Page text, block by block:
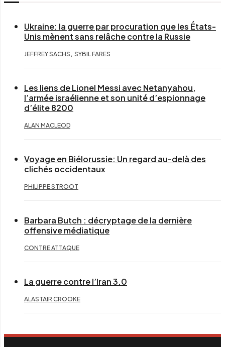
Ukraine: la guerre par procuration que les États-
Unis mènent sans relâche contre la Russie
JEFFREY SACHS , SYBIL FARES
Les liens de Lionel Messi avec Netanyahou,
l’armée israélienne et son unité d’espionnage
d’élite 8200
ALAN MACLEOD
Voyage en Biélorussie: Un regard au-delà des
clichés occidentaux
PHILIPPE STROOT
Barbara Butch : décryptage de la dernière
offensive médiatique
CONTRE ATTAQUE
La guerre contre l’Iran 3.0
ALASTAIR CROOKE